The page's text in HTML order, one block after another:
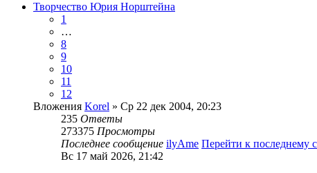
Творчество Юрия Норштейна
1
…
8
9
10
11
12
Вложения Korel » Ср 22 дек 2004, 20:23
235 Ответы
273375 Просмотры
Последнее сообщение ilyAme Перейти к последнему
Вс 17 май 2026, 21:42